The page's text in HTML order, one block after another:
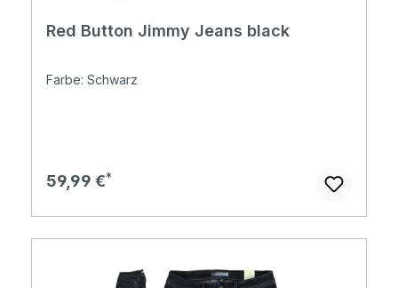
Red Button Jimmy Jeans black
Farbe: Schwarz
Regulärer Preis:
59,99 €